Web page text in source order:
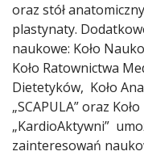
oraz stół
plastynaty.
naukowe: Koło
Koło Ratownictwa
Dietetyków, Koło
„SCAPULA” oraz
„KardioAktywni”
zainteresowań